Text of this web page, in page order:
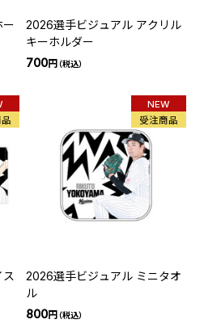
ー
2026選手ビジュアル アクリル
キーホルダー
700円（税込）
NEW
受注商品
2026選手ビジュアル ミニタオ
ル
800円（税込）